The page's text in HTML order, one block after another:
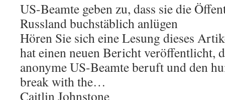
US-Beamte geben zu, dass sie die
Russland buchstäblich anlügen
Hören Sie sich eine Lesung dieses
hat einen neuen Bericht veröffentlicht,
anonyme US-Beamte beruft und den
break with the…
Caitlin Johnstone